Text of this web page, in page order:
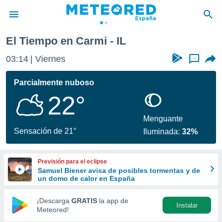
de
por
se
calidad.
a este
las
y
forma
digital
basada
El Tiempo en Carmi - IL
03:14 Viernes ...
Parcialmente nuboso
22°
Sensación de 21°
Menguante
Iluminada:32%
Previsión para el eclipse
Samuel Biener avisa de posibles tormentas y de
un domo de calor en España
¡Descarga GRATIS la app de
Meteored!
Instalar